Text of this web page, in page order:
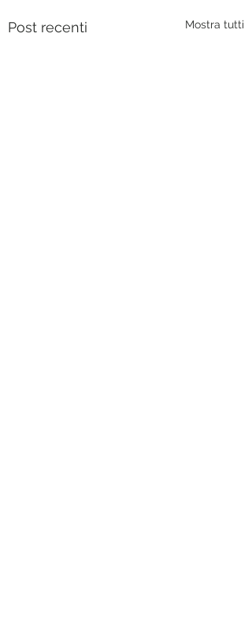
Post recenti Mostra tutti